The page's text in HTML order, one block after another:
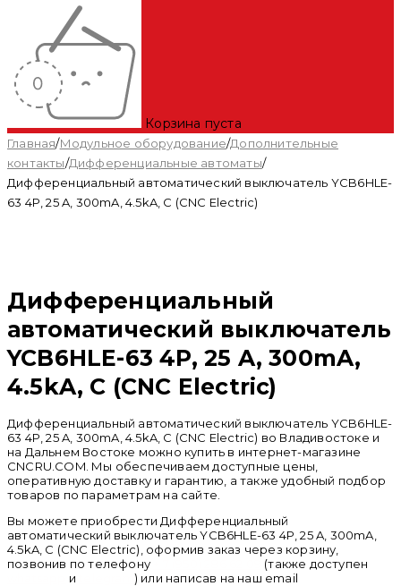
Корзина пуста
Главная/Модульное оборудование/Дополнительные
контакты/Дифференциальные автоматы/
Дифференциальный автоматический выключатель YCB6HLE-
63 4P, 25 A, 300mA, 4.5kA, C (CNC Electric)
Дифференциальный
автоматический выключатель
YCB6HLE-63 4P, 25 A, 300mA,
4.5kA, C (CNC Electric)
Дифференциальный автоматический выключатель YCB6HLE-
63 4P, 25 A, 300mA, 4.5kA, C (CNC Electric) во Владивостоке и
на Дальнем Востоке можно купить в интернет-магазине
CNCRU.COM. Мы обеспечиваем доступные цены,
оперативную доставку и гарантию, а также удобный подбор
товаров по параметрам на сайте.
Вы можете приобрести Дифференциальный
автоматический выключатель YCB6HLE-63 4P, 25 A, 300mA,
4.5kA, C (CNC Electric), оформив заказ через корзину,
позвонив по телефону
(также доступен
и
) или написав на наш email